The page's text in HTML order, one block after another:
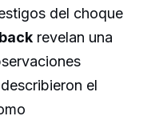
del choque
revelan una
el